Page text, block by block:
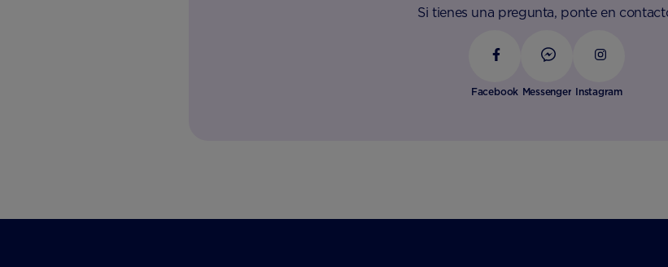
Si tienes una pregunta, ponte en
Facebook Messenger Instagram